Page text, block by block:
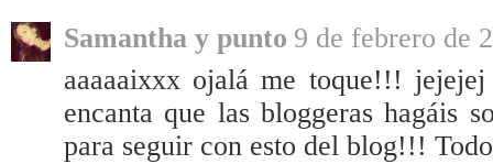
Samantha y punto 9 de febrero de
aaaaaixxx ojalá me toque!!!
encanta que las bloggeras hagáis
para seguir con esto del blog!!!